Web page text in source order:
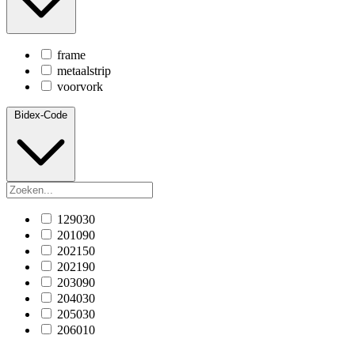
frame
metaalstrip
voorvork
Bidex-Code
129030
201090
202150
202190
203090
204030
205030
206010